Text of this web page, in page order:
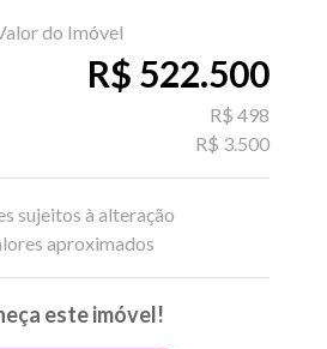
do Imóvel
R$ 522.500
R$ 498
R$ 3.500
sujeitos à alteração
aproximados
este imóvel!